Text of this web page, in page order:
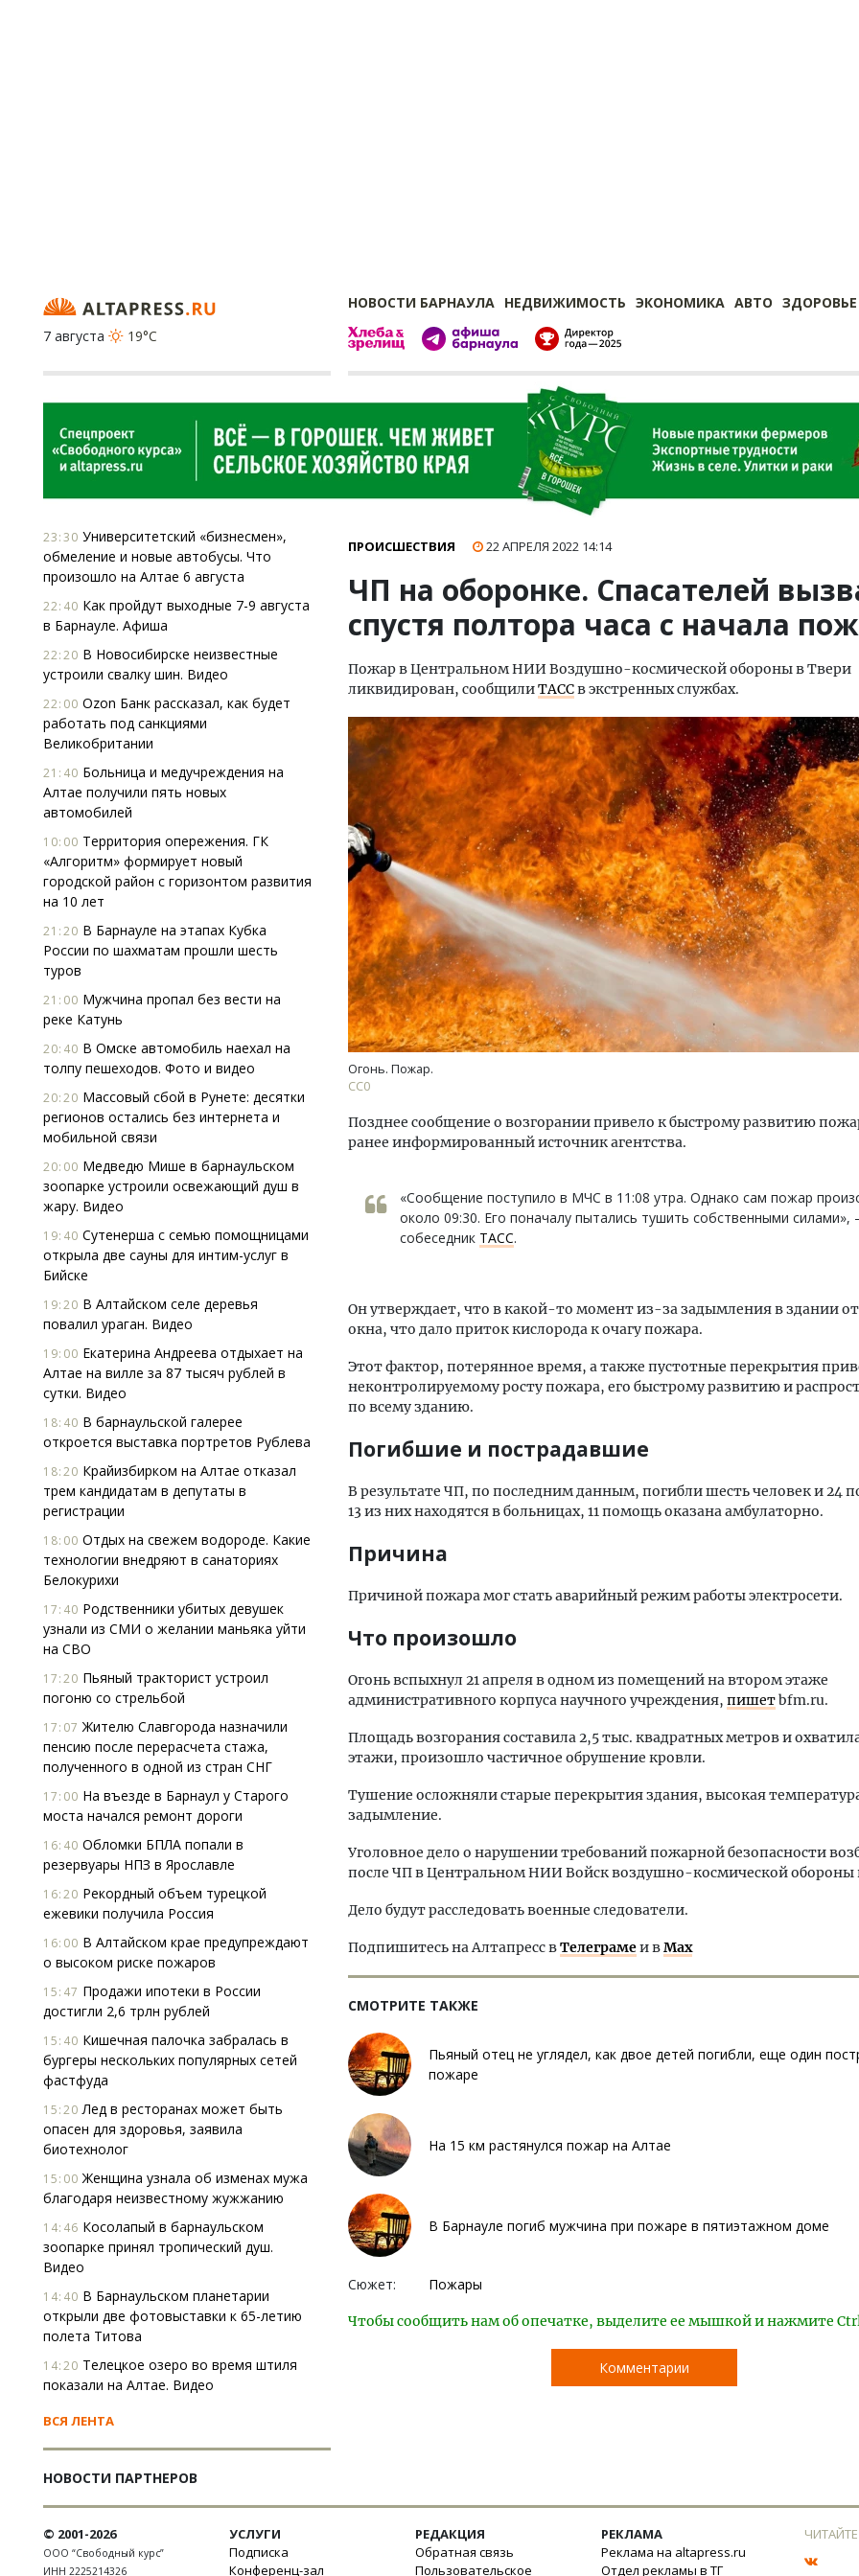
НОВОСТИ БАРНАУЛА НЕДВИЖИМОСТЬ ЭКОНОМИКА АВТО ЗДОРОВЬЕ
7 августа
19°C
23:30 Университетский «бизнесмен»,
обмеление и новые автобусы. Что
произошло на Алтае 6 августа
22:40 Как пройдут выходные 7-9 августа
в Барнауле. Афиша
22:20 В Новосибирске неизвестные
устроили свалку шин. Видео
22:00 Ozon Банк рассказал, как будет
работать под санкциями
Великобритании
21:40 Больница и медучреждения на
Алтае получили пять новых
автомобилей
10:00 Территория опережения. ГК
«Алгоритм» формирует новый
городской район с горизонтом развития
на 10 лет
21:20 В Барнауле на этапах Кубка
России по шахматам прошли шесть
туров
21:00 Мужчина пропал без вести на
реке Катунь
20:40 В Омске автомобиль наехал на
толпу пешеходов. Фото и видео
20:20 Массовый сбой в Рунете: десятки
регионов остались без интернета и
мобильной связи
20:00 Медведю Мише в барнаульском
зоопарке устроили освежающий душ в
жару. Видео
19:40 Сутенерша с семью помощницами
открыла две сауны для интим-услуг в
Бийске
19:20 В Алтайском селе деревья
повалил ураган. Видео
19:00 Екатерина Андреева отдыхает на
Алтае на вилле за 87 тысяч рублей в
сутки. Видео
18:40 В барнаульской галерее
откроется выставка портретов Рублева
18:20 Крайизбирком на Алтае отказал
трем кандидатам в депутаты в
регистрации
18:00 Отдых на свежем водороде. Какие
технологии внедряют в санаториях
Белокурихи
17:40 Родственники убитых девушек
узнали из СМИ о желании маньяка уйти
на СВО
17:20 Пьяный тракторист устроил
погоню со стрельбой
17:07 Жителю Славгорода назначили
пенсию после перерасчета стажа,
полученного в одной из стран СНГ
17:00 На въезде в Барнаул у Старого
моста начался ремонт дороги
16:40 Обломки БПЛА попали в
резервуары НПЗ в Ярославле
16:20 Рекордный объем турецкой
ежевики получила Россия
16:00 В Алтайском крае предупреждают
о высоком риске пожаров
15:47 Продажи ипотеки в России
достигли 2,6 трлн рублей
15:40 Кишечная палочка забралась в
бургеры нескольких популярных сетей
фастфуда
15:20 Лед в ресторанах может быть
опасен для здоровья, заявила
биотехнолог
15:00 Женщина узнала об изменах мужа
благодаря неизвестному жужжанию
14:46 Косолапый в барнаульском
зоопарке принял тропический душ.
Видео
14:40 В Барнаульском планетарии
открыли две фотовыставки к 65-летию
полета Титова
14:20 Телецкое озеро во время штиля
показали на Алтае. Видео
ВСЯ ЛЕНТА
НОВОСТИ ПАРТНЕРОВ
ПРОИСШЕСТВИЯ 22 АПРЕЛЯ 2022 14:14
ЧП на оборонке. Спасателей
спустя полтора часа с начала
Пожар в Центральном НИИ Воздушно-космической обороны в Твери
ликвидирован, сообщилиТАССв экстренных службах.
Огонь. Пожар.
CC0
Позднее сообщение о возгорании привело к быстрому развитию
ранее информированный источник агентства.
«Сообщение поступило в МЧС в 11:08 утра. Однако сам пожар
около 09:30. Его поначалу пытались тушить собственными силами»,
собеседник ТАСС.
Он утверждает, что в какой-то момент из-за задымления в здании
окна, что дало приток кислорода к очагу пожара.
Этот фактор, потерянное время, а также пустотные перекрытия
неконтролируемому росту пожара, его быстрому развитию и
по всему зданию.
Погибшие и пострадавшие
В результате ЧП, по последним данным, погибли шесть человек и 24
13 из них находятся в больницах, 11 помощь оказана амбулаторно.
Причина
Причиной пожара мог стать аварийный режим работы электросети.
Что произошло
Огонь вспыхнул 21 апреля в одном из помещений на втором этаже
административного корпуса научного учреждения, пишетbfm.ru.
Площадь возгорания составила 2,5 тыс. квадратных метров и
этажи, произошло частичное обрушение кровли.
Тушение осложняли старые перекрытия здания, высокая
задымление.
Уголовное дело о нарушении требований пожарной безопасности
после ЧП в Центральном НИИ Войск воздушно-космической обороны
Дело будут расследовать военные следователи.
Подпишитесь на Алтапресс вТелеграмеи вMax
СМОТРИТЕ ТАКЖЕ
Пьяный отец не углядел, как двое детей погибли, еще один
пожаре
На 15 км растянулся пожар на Алтае
В Барнауле погиб мужчина при пожаре в пятиэтажном доме
Сюжет: Пожары
Чтобы сообщить нам об опечатке, выделите ее мышкой и нажмите
Комментарии
Двухуровневые номера и вид на горы.
Каким будет новый бутик-отель
Архитектурный код
земли. Мощение
© 2001-2026
ООО “Свободный курс”
ИНН 2225214326
УСЛУГИ
Подписка
Конференц-зал
РЕДАКЦИЯ
Обратная связь
Пользовательское
РЕКЛАМА
Реклама на altapress.ru
Отдел рекламы в ТГ